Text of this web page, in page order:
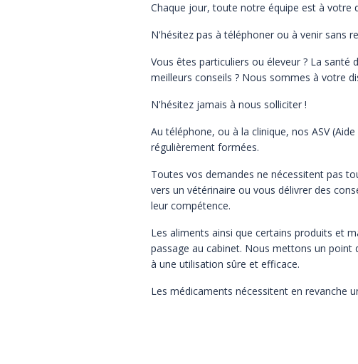
Chaque jour, toute notre équipe est à votre
N'hésitez pas à téléphoner ou à venir sans
Vous êtes particuliers ou éleveur ? La
meilleurs conseils ? Nous sommes à votre
N'hésitez jamais à nous solliciter !
Au téléphone, ou à la clinique, nos ASV
régulièrement formées.
Toutes vos demandes ne nécessitent pas
vers un vétérinaire ou vous délivrer des
leur compétence.
Les aliments ainsi que certains produits et
passage au cabinet. Nous mettons un point
à une utilisation sûre et efficace.
Les médicaments nécessitent en revanche